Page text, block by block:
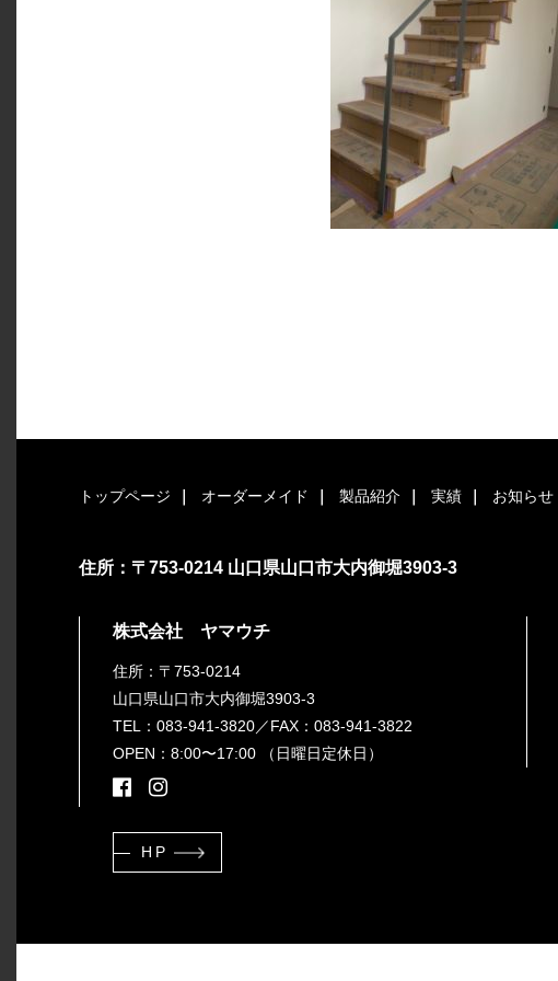
トップページ オーダーメイド 製品紹介 実績 お知らせ
住所：〒753-0214 山口県山口市大内御堀3903-3
株式会社 ヤマウチ
住所：〒753-0214
山口県山口市大内御堀3903-3
TEL：083-941-3820／FAX：083-941-3822
OPEN：8:00〜17:00 （日曜日定休日）
HP